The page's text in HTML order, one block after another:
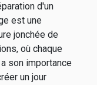
chaque
de
d'un
est une
jonchée de
où chaque
son importance
un jour